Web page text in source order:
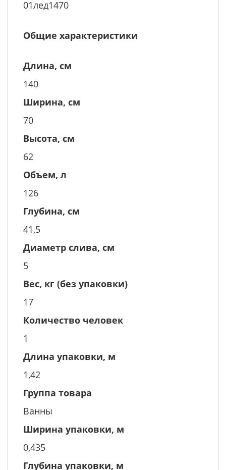
01лед1470
Общие характеристики
Длина, см
140
Ширина, см
70
Высота, см
62
Объем, л
126
Глубина, см
41,5
Диаметр слива, см
5
Вес, кг (без упаковки)
17
Количество человек
1
Длина упаковки, м
1,42
Группа товара
Ванны
Ширина упаковки, м
0,435
Глубина упаковки, м